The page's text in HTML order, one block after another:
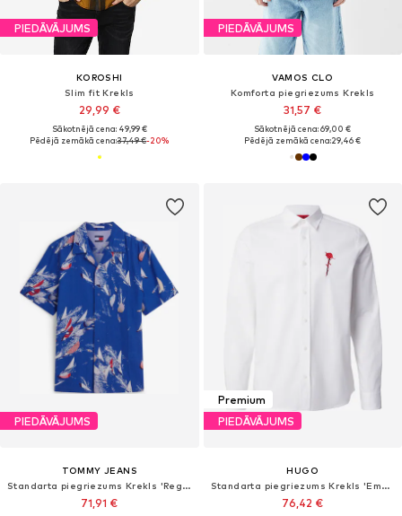
PIEDĀVĀJUMS
KOROSHI
Slim fit Krekls
29,99 €
Sākotnējā cena: 49,99 €
Pēdējā zemākā cena:37,49 €-20%
PIEDĀVĀJUMS
VAMOS CLO
Komforta piegriezums Krekls
31,57 €
Sākotnējā cena: 69,00 €
Pēdējā zemākā cena:29,46 €
PIEDĀVĀJUMS
TOMMY JEANS
Standarta piegriezums Krekls 'Regular Blend Short Sleeve'
71,91 €
Premium
PIEDĀVĀJUMS
HUGO
Standarta piegriezums Krekls 'Emero'
76,42 €